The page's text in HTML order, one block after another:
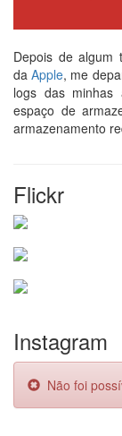
Depois de algum
daApple, me
logs das minhas
espaço de
armazenamento
Flickr
Instagram
Não foi